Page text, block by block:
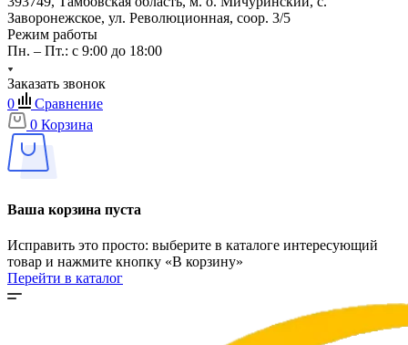
Заворонежское, ул. Революционная, соор. 3/5
Режим работы
Пн. – Пт.: с 9:00 до 18:00
Заказать звонок
0
Сравнение
0 Корзина
Ваша корзина пуста
Исправить это просто: выберите в каталоге интересующий
товар и нажмите кнопку «В корзину»
Перейти в каталог